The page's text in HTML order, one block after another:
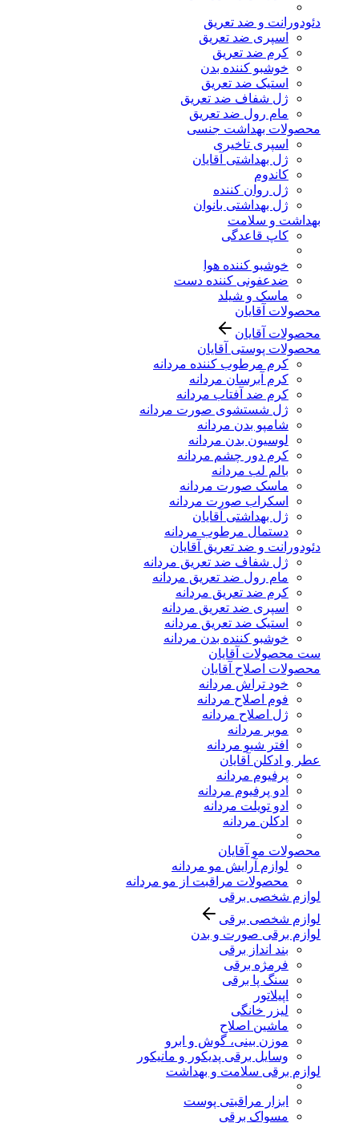
دئودورانت و ضد تعریق
اسپری ضد تعریق
کرم ضد تعریق
خوشبو کننده بدن
استیک ضد تعریق
ژل شفاف ضد تعریق
مام رول ضد تعریق
محصولات بهداشت جنسی
اسپری تاخیری
ژل بهداشتی آقایان
کاندوم
ژل روان کننده
ژل بهداشتی بانوان
بهداشت و سلامت
کاپ قاعدگی
خوشبو کننده هوا
ضدعفونی کننده دست
ماسک و شیلد
محصولات آقایان
محصولات آقایان
محصولات پوستی آقایان
کرم مرطوب کننده مردانه
کرم آبرسان مردانه
کرم ضد آفتاب مردانه
ژل شستشوی صورت مردانه
شامپو بدن مردانه
لوسیون بدن مردانه
کرم دور چشم مردانه
بالم لب مردانه
ماسک صورت مردانه
اسکراب صورت مردانه
ژل بهداشتی آقایان
دستمال مرطوب مردانه
دئودورانت و ضد تعریق آقایان
ژل شفاف ضد تعریق مردانه
مام رول ضد تعریق مردانه
کرم ضد تعریق مردانه
اسپری ضد تعریق مردانه
استیک ضد تعریق مردانه
خوشبو کننده بدن مردانه
ست محصولات آقایان
محصولات اصلاح آقایان
خود تراش مردانه
فوم اصلاح مردانه
ژل اصلاح مردانه
موبر مردانه
افتر شیو مردانه
عطر و ادکلن آقایان
پرفیوم مردانه
ادو پرفیوم مردانه
ادو تویلت مردانه
ادکلن مردانه
محصولات مو آقایان
لوازم آرایش مو مردانه
محصولات مراقبت از مو مردانه
لوازم شخصی برقی
لوازم شخصی برقی
لوازم برقی صورت و بدن
بند انداز برقی
فرمژه برقی
سنگ پا برقی
اپیلاتور
لیزر خانگی
ماشین اصلاح
موزن بینی، گوش و ابرو
وسایل برقی پدیکور و مانیکور
لوازم برقی سلامت و بهداشت
ابزار مراقبتی پوست
مسواک برقی